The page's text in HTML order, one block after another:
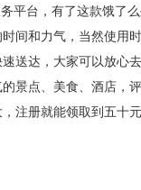
平台，有了这款饿了
间和力气，当然使用
送达，大家可以放心
景点、美食、酒店，
注册就能领取到五十